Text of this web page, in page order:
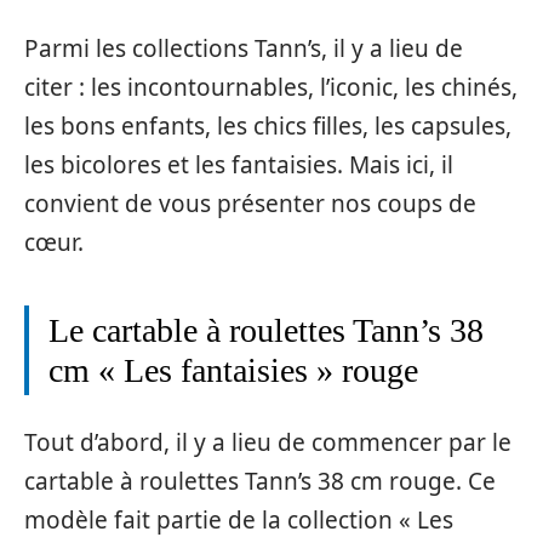
Parmi les collections Tann’s, il y a lieu de
citer : les incontournables, l’iconic, les chinés,
les bons enfants, les chics filles, les capsules,
les bicolores et les fantaisies. Mais ici, il
convient de vous présenter nos coups de
cœur.
Le cartable à roulettes Tann’s 38
cm « Les fantaisies » rouge
Tout d’abord, il y a lieu de commencer par le
cartable à roulettes Tann’s 38 cm rouge. Ce
modèle fait partie de la collection « Les